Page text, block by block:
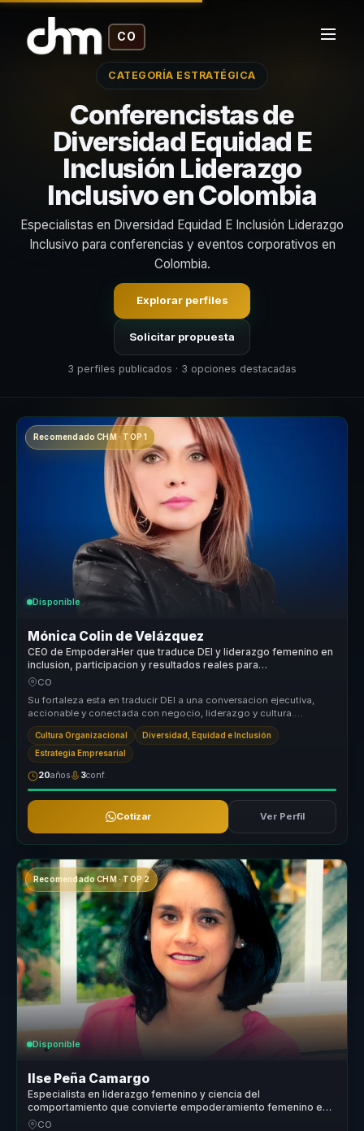
CO
CATEGORÍA ESTRATÉGICA
Conferencistas de
Diversidad Equidad E
Inclusión Liderazgo
Inclusivo en Colombia
Especialistas en Diversidad Equidad E Inclusión Liderazgo
Inclusivo para conferencias y eventos corporativos en
Colombia.
Explorar perfiles
Solicitar propuesta
3 perfiles publicados · 3 opciones destacadas
Recomendado CHM · TOP 1
Disponible
Mónica Colin de Velázquez
CEO de EmpoderaHer que traduce DEI y liderazgo femenino en
inclusion, participacion y resultados reales para
organizaciones.
CO
Su fortaleza esta en traducir DEI a una conversacion ejecutiva,
accionable y conectada con negocio, liderazgo y cultura.
Combina sensibil...
Cultura Organizacional Diversidad, Equidad e Inclusión
Estrategia Empresarial
20años 3conf.
Cotizar Ver Perfil
Recomendado CHM · TOP 2
Disponible
Ilse Peña Camargo
Especialista en liderazgo femenino y ciencia del
comportamiento que convierte empoderamiento femenino en
visibilidad, confianza y acción para mujeres líderes.
CO